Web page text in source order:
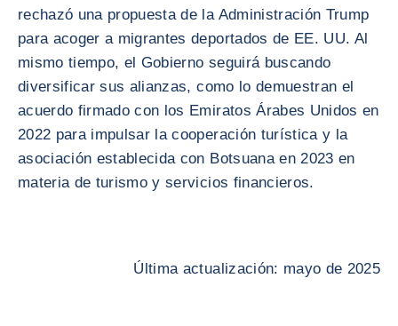
rechazó una propuesta de la Administración Trump
para acoger a migrantes deportados de EE. UU. Al
mismo tiempo, el Gobierno seguirá buscando
diversificar sus alianzas, como lo demuestran el
acuerdo firmado con los Emiratos Árabes Unidos en
2022 para impulsar la cooperación turística y la
asociación establecida con Botsuana en 2023 en
materia de turismo y servicios financieros.
Última actualización: mayo de 2025